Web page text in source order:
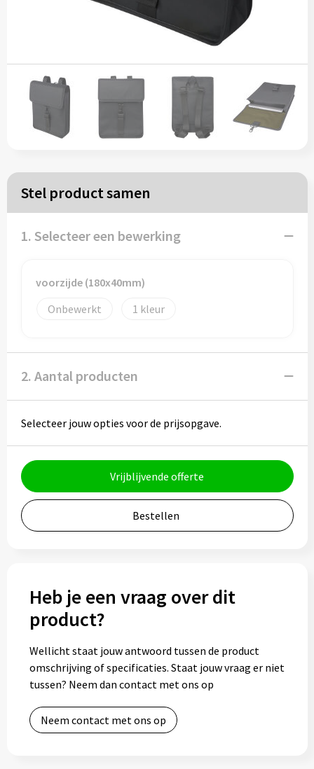
Reistassen
Zakelijk
Rugzakken
Koeltassen
Balpennen
Markeerstiften
Geschenksets
Merken
Notaboekjes
Zelfklevende memo's
Notablokken
Eten & drinken
Bidons
Drinkbekers
Drinkflessen
Stel product samen
1. Selecteer een bewerking
voorzijde (180x40mm)
Onbewerkt
1
2. Aantal producten
Selecteer jouw opties voor de prijsopgave.
Vrijblijvende offerte
Bestellen
Heb je een vraag over dit
product?
Wellicht staat jouw antwoord tussen de product
omschrijving of specificaties. Staat jouw vraag er niet
tussen? Neem dan contact met ons op
Neem contact met ons op